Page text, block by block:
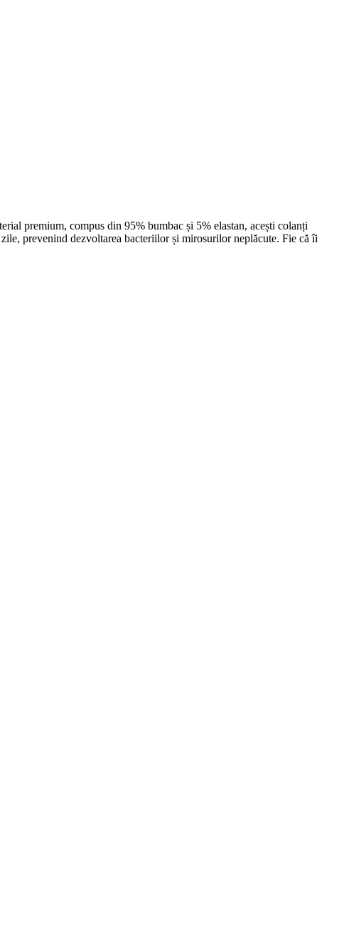
premium, compus din 95% bumbac și 5% elastan, acești colanți
prevenind dezvoltarea bacteriilor și mirosurilor neplăcute. Fie că îi